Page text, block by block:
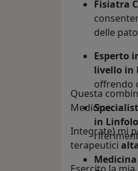
Fisiatra
delle
Esperto
livello in
offrendo
in
Questa
Medicine
Integrate) mi
terapeutici